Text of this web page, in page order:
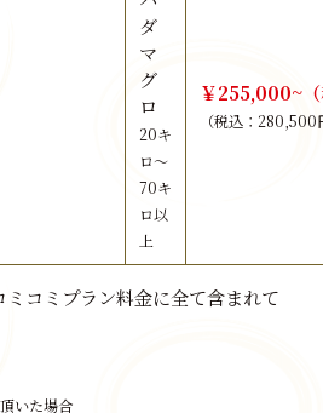
ダ
マ
グ
ロ
20キ
ロ～
70キ
ロ以
上
￥255,000~
（税込：280,500
コミプラン料金に全て含まれて
いた場合